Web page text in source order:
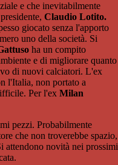
e che inevitabilmente
Claudio Lotito.
giocato senza l'apporto
uno della società. Si
ha un compito
e di migliorare quanto
di nuovi calciatori. L'ex
l'Italia, non portato a
Per l'ex Milan
pezzi. Probabilmente
che non troverebbe spazio,
attendono novità nei prossimi